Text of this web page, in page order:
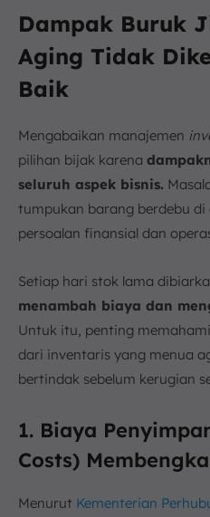
Dampak Buruk
Aging Tidak
Baik
Mengabaikan manajemen
pilihan bijak karena
seluruh aspek bisnis.
tumpukan barang berdebu
persoalan finansial dan
Setiap hari stok lama
menambah biaya dan
Untuk itu, penting
dari inventaris yang menua
bertindak sebelum kerugian
1. Biaya
Costs)
Menurut Kementerian